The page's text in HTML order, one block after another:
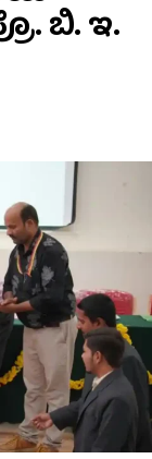
ಬಿ. ಇ.